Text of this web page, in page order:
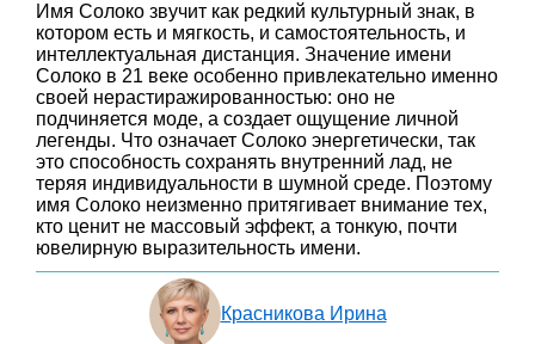
Имя Солоко звучит как редкий культурный знак, в
котором есть и мягкость, и самостоятельность, и
интеллектуальная дистанция. Значение имени
Солоко в 21 веке особенно привлекательно именно
своей нерастиражированностью: оно не
подчиняется моде, а создает ощущение личной
легенды. Что означает Солоко энергетически, так
это способность сохранять внутренний лад, не
теряя индивидуальности в шумной среде. Поэтому
имя Солоко неизменно притягивает внимание тех,
кто ценит не массовый эффект, а тонкую, почти
ювелирную выразительность имени.
Красникова Ирина